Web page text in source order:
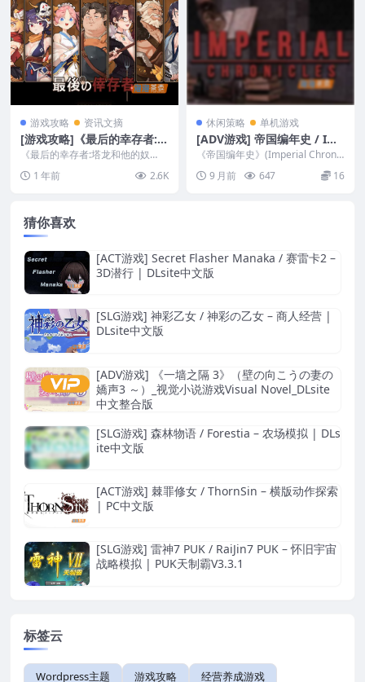
游戏攻略 资讯文摘
[游戏攻略]《最后的幸存者:塔
龙和他的奴隶》(The Cowar
d’s Treasure)攻略详解+流程
说明_DLsite游戏攻略
《最后的幸存者:塔龙和他的奴
1 年前 2.6K
休闲策略 单机游戏
[ADV游戏] 帝国编年史 / Im
perial Chronicles – 视觉小
说 | PC中文版
《帝国编年史》(Imperial Chronic
les)是一款独立制作的欧美SL...
9 月前 647 16
猜你喜欢
[ACT游戏] Secret Flasher Manaka / 赛雷卡2 –
3D潜行 | DLsite中文版
[SLG游戏] 神彩乙女 / 神彩の乙女 – 商人经营 |
DLsite中文版
[ADV游戏] 《一墙之隔 3》（壁の向こうの妻の
嬌声3 ～）_视觉小说游戏Visual Novel_DLsite
中文整合版
[SLG游戏] 森林物语 / Forestia – 农场模拟 | DLs
ite中文版
[ACT游戏] 棘罪修女 / ThornSin – 横版动作探索
| PC中文版
[SLG游戏] 雷神7 PUK / RaiJin7 PUK – 怀旧宇宙
战略模拟 | PUK天制霸V3.3.1
标签云
Wordpress主题 游戏攻略 经营养成游戏